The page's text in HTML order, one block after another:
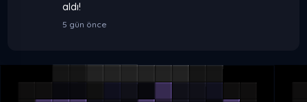
aldı!
5 gün önce